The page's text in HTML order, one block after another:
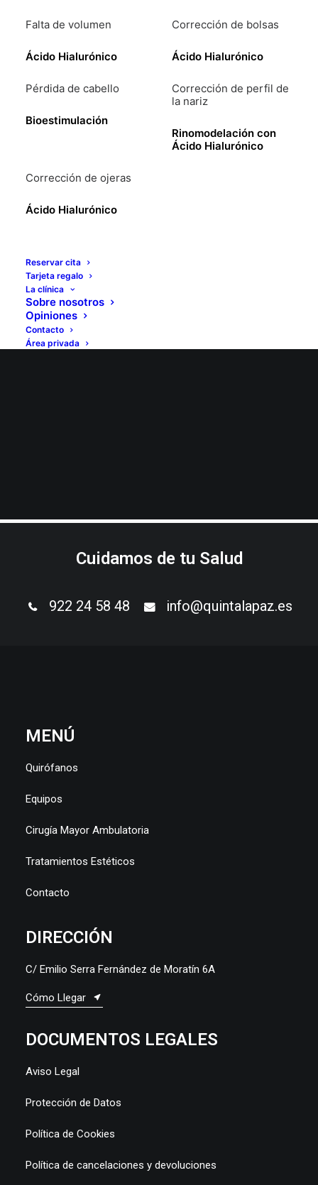
Falta de volumen
Ácido Hialurónico
Corrección de bolsas
Ácido Hialurónico
Pérdida de cabello
Bioestimulación
Corrección de perfil de
la nariz
Rinomodelación con
Ácido Hialurónico
Corrección de ojeras
Ácido Hialurónico
Reservar cita
Tarjeta regalo
La clínica
Sobre nosotros
Opiniones
Contacto
Área privada
semana.
Cuidamos de tu Salud
922 24 58 48 info@quintalapaz.es
MENÚ
Quirófanos
Equipos
Cirugía Mayor Ambulatoria
Tratamientos Estéticos
Contacto
DIRECCIÓN
C/ Emilio Serra Fernández de Moratín 6A
Cómo Llegar
DOCUMENTOS LEGALES
Aviso Legal
Protección de Datos
Política de Cookies
Política de cancelaciones y devoluciones